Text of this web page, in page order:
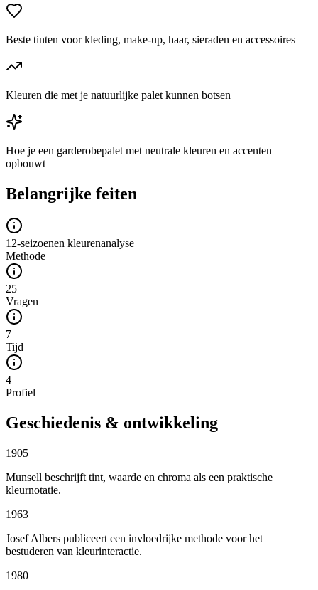
Beste tinten voor kleding, make-up, haar, sieraden en accessoires
Kleuren die met je natuurlijke palet kunnen botsen
Hoe je een garderobepalet met neutrale kleuren en accenten
opbouwt
Belangrijke feiten
12-seizoenen kleurenanalyse
Methode
25
Vragen
7
Tijd
4
Profiel
Geschiedenis & ontwikkeling
1905
Munsell beschrijft tint, waarde en chroma als een praktische
kleurnotatie.
1963
Josef Albers publiceert een invloedrijke methode voor het
bestuderen van kleurinteractie.
1980